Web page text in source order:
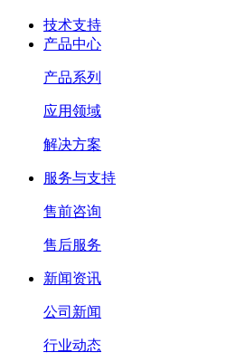
技术支持
产品中心
产品系列
应用领域
解决方案
服务与支持
售前咨询
售后服务
新闻资讯
公司新闻
行业动态